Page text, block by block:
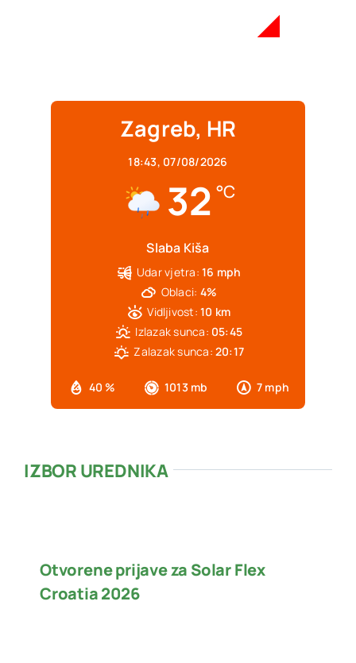
Zagreb, HR
18:43, 07/08/2026
32 °C
Slaba Kiša
40 % 1013 mb 7 mph
Udar vjetra: 16 mph
Oblaci: 4%
Vidljivost: 10 km
Izlazak sunca: 05:45
Zalazak sunca: 20:17
IZBOR UREDNIKA
Otvorene prijave za Solar Flex
Croatia 2026